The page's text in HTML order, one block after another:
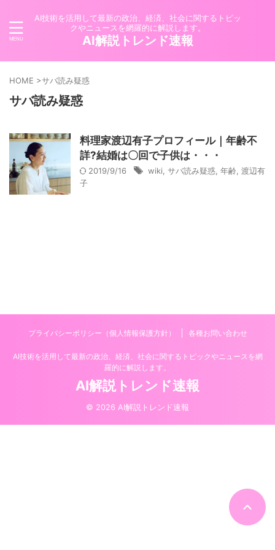
AI技術を活用して最新の政治、経済、社会に関するトピッ
クやニュースを網羅的に解説します。
AI解説トレンド速報
HOME >サバ読み疑惑
サバ読み疑惑
料理家渡辺有子プロフィール｜年齢不
詳?結婚は〇回で子供は・・・
2019/9/16 wiki サバ読み疑惑 年齢 渡辺有
子
プライバシーポリシー（個人情報保護方針） 各種お問い合わせ
AI技術を活用して最新の政治、経済、社会に関するトピックやニュースを網
羅的に解説します。
AI解説トレンド速報
© 2026 AI解説トレンド速報